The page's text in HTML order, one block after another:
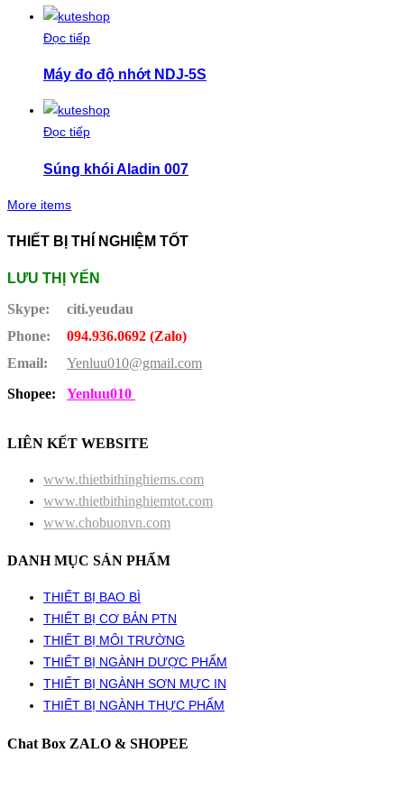
Đọc tiếp
Máy đo độ nhớt NDJ-5S
Đọc tiếp
Súng khói Aladin 007
More items
THIẾT BỊ THÍ NGHIỆM TỐT
LƯU THỊ YẾN
Skype:
citi.yeudau
Phone:
094.936.0692 (Zalo)
Email:
Yenluu010@gmail.com
Shopee:
Yenluu010
LIÊN KẾT WEBSITE
www.thietbithinghiems.com
www.thietbithinghiemtot.com
www.chobuonvn.com
DANH MỤC SẢN PHẨM
THIẾT BỊ BAO BÌ
THIẾT BỊ CƠ BẢN PTN
THIẾT BỊ MÔI TRƯỜNG
THIẾT BỊ NGÀNH DƯỢC PHẨM
THIẾT BỊ NGÀNH SƠN MỰC IN
THIẾT BỊ NGÀNH THỰC PHẨM
Chat Box ZALO & SHOPEE